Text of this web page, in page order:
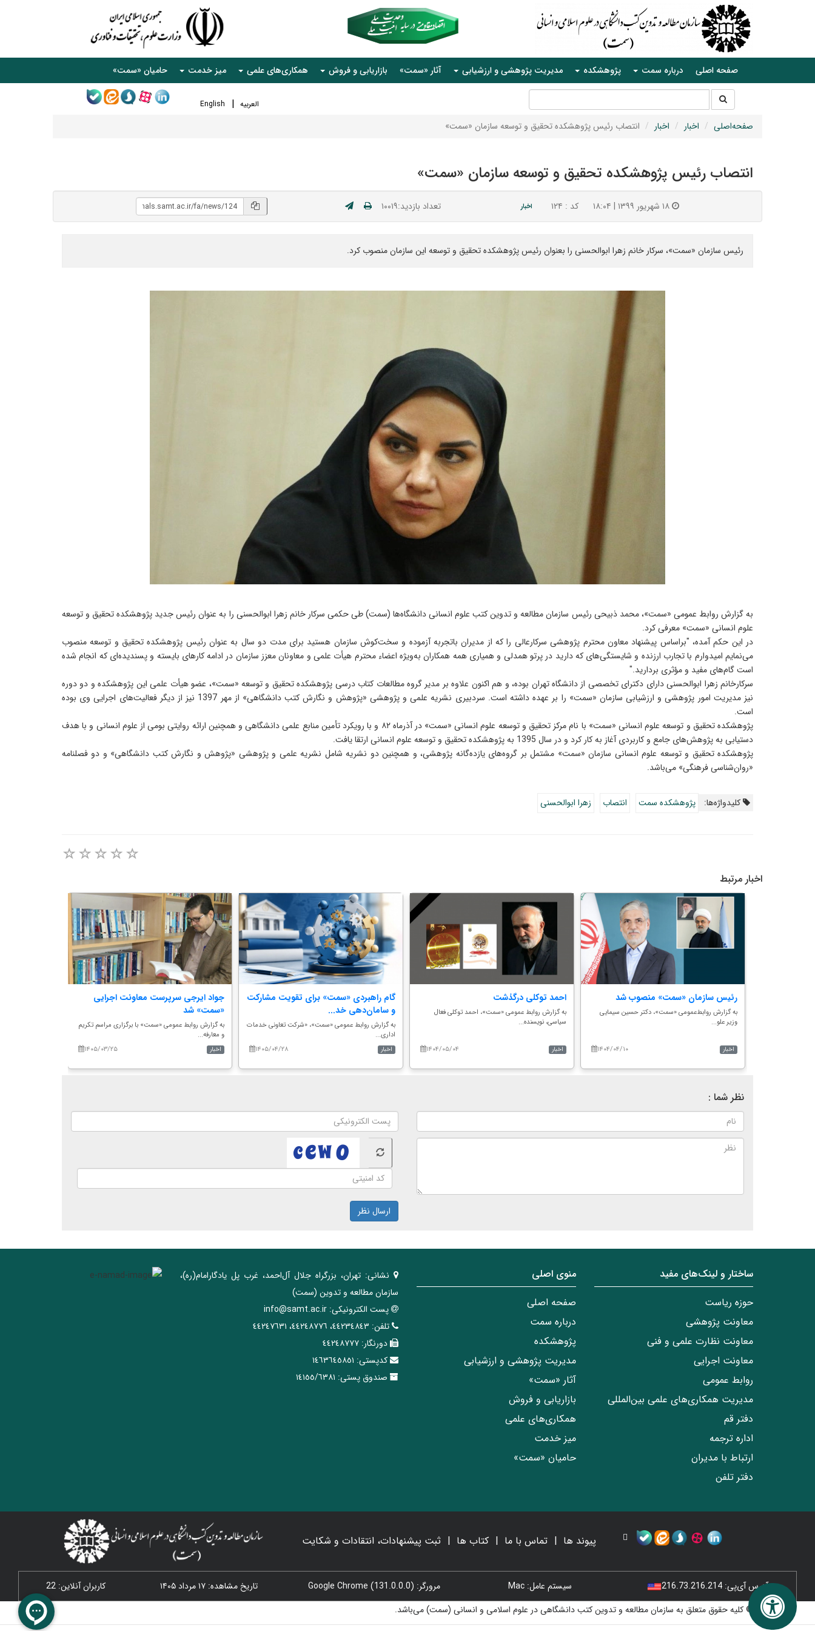
صفحه اصلی درباره سمت پژوهشکده مدیریت پژوهشی و ارزشیابی آثار «سمت» بازاریابی و فروش همکاری‌های علمی میز خدمت حامیان «سمت»
العربیه English جستجو
در
سایت صفحه‌اصلی اخبار اخبار انتصاب رئیس پژوهشکده تحقیق و توسعه سازمان «سمت»
انتصاب رئیس پژوهشکده تحقیق و توسعه سازمان «سمت»
۱۸ شهریور ۱۳۹۹ | ۱۸:۰۴ کد : ۱۲۴ اخبار تعداد بازدید:۱۰۰۱۹
رئیس سازمان «سمت»، سرکار خانم زهرا ابوالحسنی را بعنوان رئیس پژوهشکده تحقیق و توسعه این سازمان منصوب کرد.
به گزارش روابط عمومی «سمت»، محمد ذبیحی رئیس سازمان مطالعه و تدوین کتب علوم انسانی دانشگاه‌ها (سمت) طی حکمی سرکار خانم زهرا ابوالحسنی را به عنوان رئیس جدید پژوهشکده تحقیق و توسعه
علوم انسانی «سمت» معرفی کرد.
در این حکم آمده، "براساس پیشنهاد معاون محترم پژوهشی سرکارعالی را که از مدیران باتجربه آزموده و سخت‌کوش سازمان هستید برای مدت دو سال به عنوان رئیس پژوهشکده تحقیق و توسعه منصوب
می‌نمایم امیدوارم با تجارب ارزنده و شایستگی‌های که دارید در پرتو همدلی و همیاری همه همکاران به‌ویژه اعضاء محترم هیأت علمی و معاونان معزز سازمان در ادامه کارهای بایسته و پسندیده‌ای که انجام شده
است گام‌های مفید و مؤثری بردارید."
سرکارخانم زهرا ابوالحسنی دارای دکترای تخصصی از دانشگاه تهران بوده، و هم اکنون علاوه بر مدیر گروه مطالعات کتاب درسی پژوهشکده تحقیق و توسعه «سمت»، عضو هیأت علمی این پژوهشکده و دو دوره
نیز مدیریت امور پژوهشی و ارزشیابی سازمان «سمت» را بر عهده داشته است. سردبیری نشریه علمی و پژوهشی «پژوهش و نگارش کتب دانشگاهی» از مهر 1397 نیز از دیگر فعالیت‌های اجرایی وی بوده
است.
پژوهشکده تحقیق و توسعه علوم انسانی «سمت» با نام مرکز تحقیق و توسعه علوم انسانی «سمت» در آذرماه ۸۲ و با رویکرد تأمین منابع علمی دانشگاهی و همچنین ارائه روایتی بومی از علوم انسانی و با هدف
دستیابی به پژوهش‌های جامع و کاربردی آغاز به کار کرد و در سال 1395 به پژوهشکده تحقیق و توسعه علوم انسانی ارتقا یافت.
پژوهشکده تحقیق و توسعه علوم انسانی سازمان «سمت» مشتمل بر گروه‌های یازده‌گانه پژوهشی، و همچنین دو نشریه شامل نشریه علمی و پژوهشی «پژوهش و نگارش کتب دانشگاهی» و دو فصلنامه
«روان‌شناسی فرهنگی» می‌باشد.
کلیدواژه‌ها: پژوهشکده سمت انتصاب زهرا ابوالحسنی
اخبار مرتبط
جواد ایرجی سرپرست معاونت اجرایی
«سمت» شد
به گزارش روابط عمومی «سمت» با برگزاری مراسم تکریم
و معارفه...
۱۴۰۵/۰۳/۲۵
اخبار
گام راهبردی «سمت» برای تقویت مشارکت
و سامان‌دهی خد...
به گزارش روابط عمومی «سمت»، «شرکت تعاونی خدمات
اداری...
۱۴۰۵/۰۴/۲۸
اخبار
احمد توکلی درگذشت
به گزارش روابط عمومی «سمت»، احمد توکلی فعال
سیاسی، نویسنده...
۱۴۰۴/۰۵/۰۴ اخبار
رئیس سازمان «سمت» منصوب شد
به گزارش روابط‌عمومی «سمت»، دکتر حسین سیمایی
وزیر علو...
۱۴۰۴/۰۴/۱۰ اخبار
نظر شما :
ارسال نظر
ساختار‌‌ و‌‌ لینک‌های مفید
حوزه ریاست
معاونت پژوهشی
معاونت نظارت علمی و فنی
معاونت اجرایی
روابط عمومی
مدیریت همکاری‌های علمی بین‌المللی
دفتر قم
اداره ترجمه
ارتباط با مدیران
دفتر تلفن
منوی اصلی
صفحه اصلی
درباره سمت
پژوهشکده
مدیریت پژوهشی و ارزشیابی
آثار «سمت»
بازاریابی و فروش
همکاری‌های علمی
میز خدمت
حامیان «سمت»
نشانی: تهران، ‌بزرگراه ‌جلال آل‌احمد، غرب پل يادگار‌امام(ره)‌،
سازمان مطالعه و تدوین‌ (سمت)
پست الکترونیکی: info@samt.ac.ir
تلفن: ٤٤٢٣٤٨٤٣، ٤٤٢٤٨٧٧٦، ٤٤٢٤٧٦٣١
دورنگار: ٤٤٢٤٨٧٧٧
کدپستی: ١٤٦٣٦٤٥٨٥١
صندوق پستی: ١٤١٥٥/٦٣٨١
پیوند ها تماس با ما کتاب ها ثبت پیشنهادات، انتقادات و شکایت
آدرس آی‌پی: 216.73.216.214 سیستم عامل: Mac مرورگر: Google Chrome (131.0.0.0) تاریخ مشاهده: ۱۷ مرداد ۱۴۰۵
کاربران آنلاین: 22
© کلیه حقوق متعلق به سازمان مطالعه و تدوین کتب دانشگاهی در علوم اسلامی و انسانی (سمت) می‌باشد.